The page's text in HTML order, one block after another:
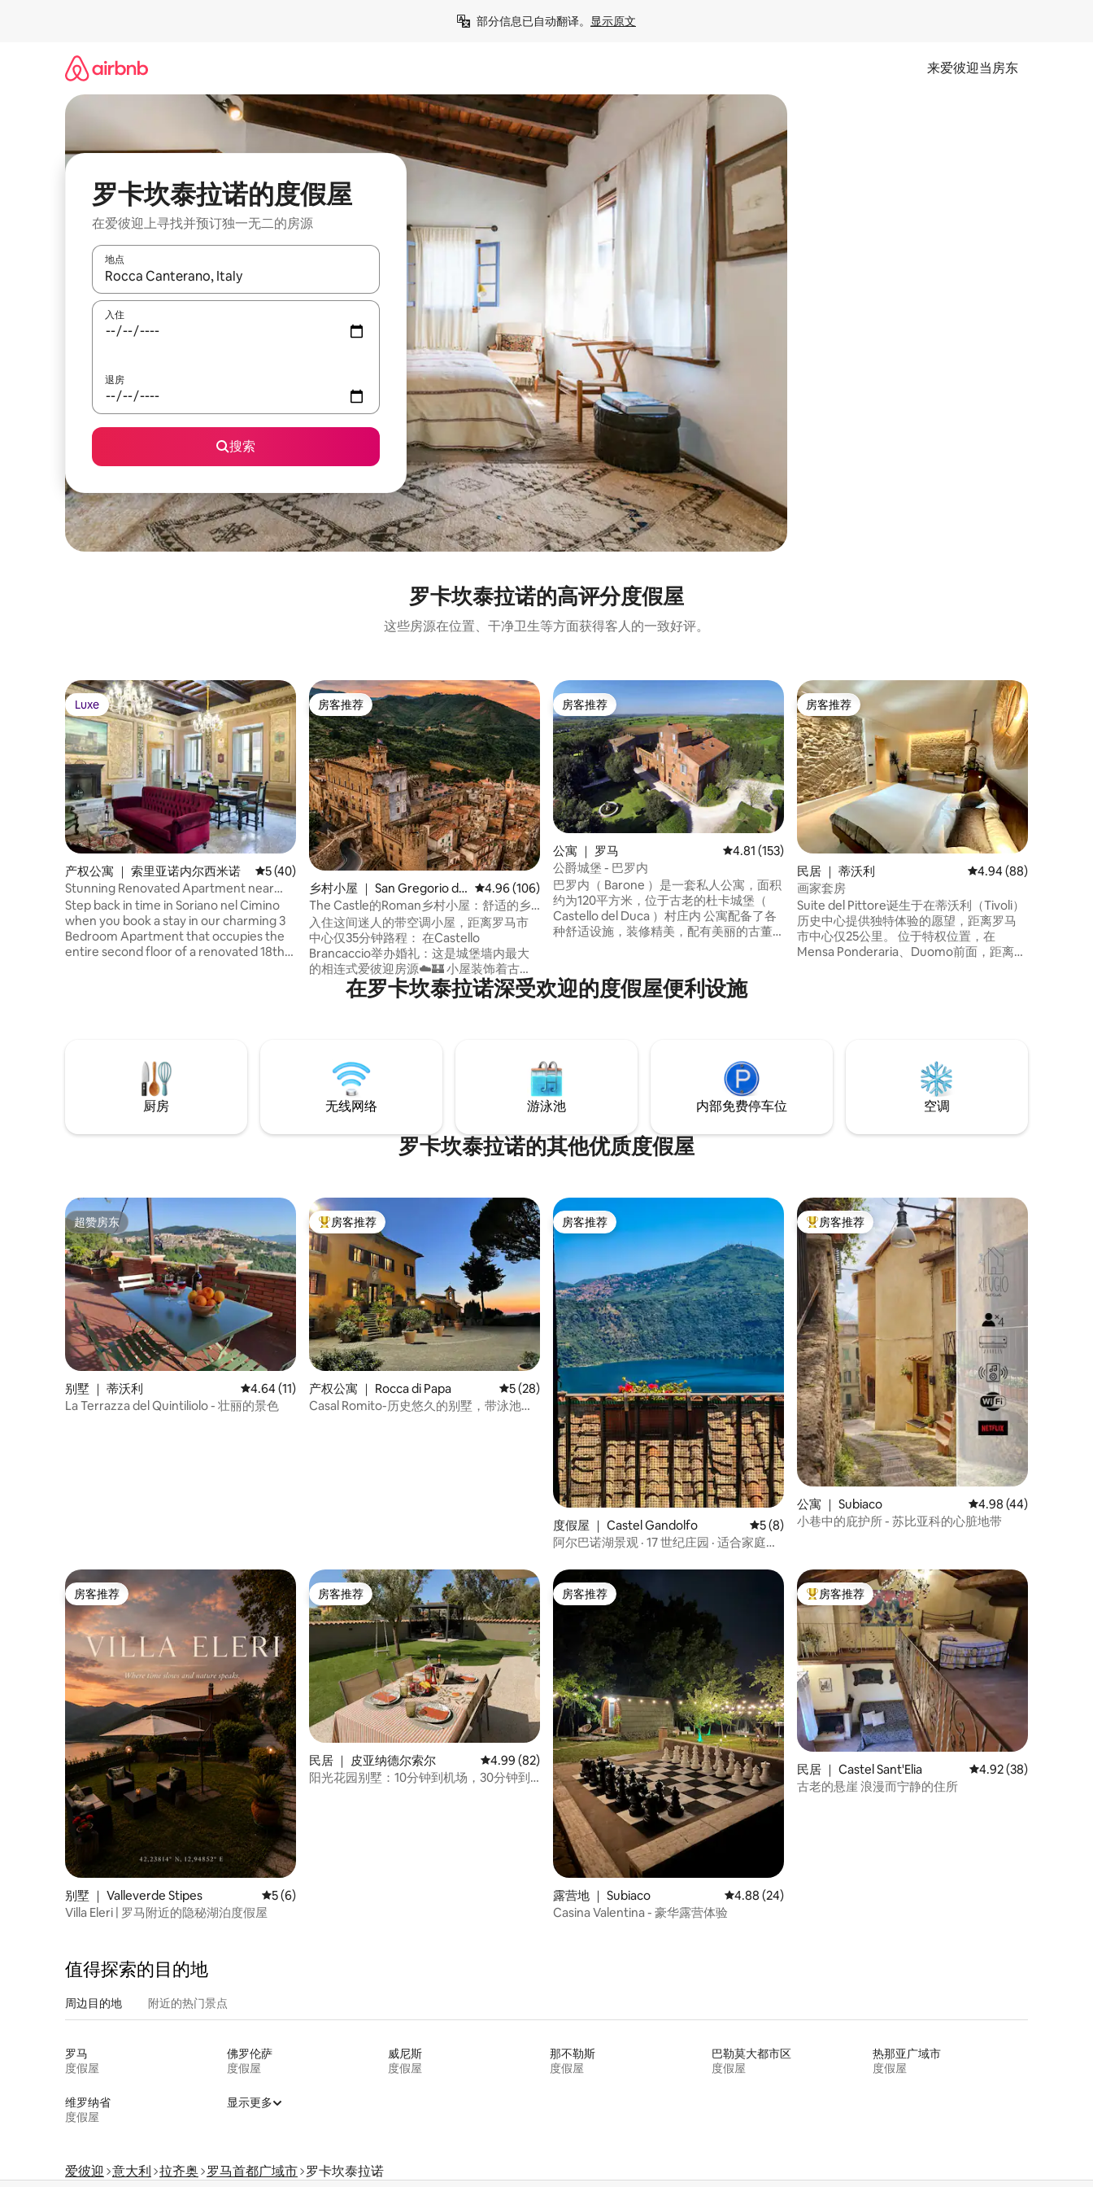
部分信息已自动翻译。 显示原文
来爱彼迎当房东
罗卡坎泰拉诺的度假屋
在爱彼迎上寻找并预订独一无二的房源
地点
如有搜索结果，请使用上下方向键查看，或通过点击或滑动手势浏览。
入住
退房
搜索
罗卡坎泰拉诺的高评分度假屋
这些房源在位置、干净卫生等方面获得客人的一致好评。
Luxe
Luxe
产权公寓 ｜ 索里亚诺内尔西米诺 平均评分 5 分（满分 5 分），共 40 条评价
5 (40)
Stunning Renovated Apartment near
Castello Orsini
Step back in time in Soriano nel Cimino
when you book a stay in our charming 3
Bedroom Apartment that occupies the
entire second floor of a renovated 18th
房客推荐
房客推荐
乡村小屋 ｜ San Gregorio da
Sassola
平均评分 4.96 分（满分 5 分），共 106 条评价
4.96 (106)
The Castle的Roman乡村小屋：舒适的乡
村度假屋
入住这间迷人的带空调小屋，距离罗马市
中心仅35分钟路程： 在Castello
Brancaccio举办婚礼：这是城堡墙内最大
的相连式爱彼迎房源☁️🏰 小屋装饰着古
董，将永恒的优雅与舒适的床、智能电
视、Nespresso等舒适设施融为一体🤓 无
方面的推荐！
房客推荐
房客推荐
公寓 ｜ 罗马 平均评分 4.81 分（满分 5 分），共 153 条评价
4.81 (153)
公爵城堡 - 巴罗内
巴罗内（ Barone ）是一套私人公寓，面积
约为120平方米，位于古老的杜卡城堡（
Castello del Duca ）村庄内 公寓配备了各
种舒适设施，装修精美，配有美丽的古董
线网络、43英寸智能电视、电磁炉、电烤
箱、洗衣机、洗碗机、碗碟和餐具、两间
房客推荐
房客推荐
民居 ｜ 蒂沃利 平均评分 4.94 分（满
4.94 (88)
画家套房
Suite del Pittore诞生于在蒂沃利（Tivoli）
历史中心提供独特体验的愿望，距离罗马
市中心仅25公里。 位于特权位置，在
Mensa Ponderaria、Duomo前面，距离
在罗卡坎泰拉诺深受欢迎的度假屋便利设施
厨房 无线网络 游泳池 内部免费停车位 空调
罗卡坎泰拉诺的其他优质度假屋
超赞房东
超赞房东
别墅 ｜ 蒂沃利 平均评分 4.64 分（满分 5 分），共 11 条评价
4.64 (11)
La Terrazza del Quintiliolo - 壮丽的景色
热门「房客推荐」
房客推荐
产权公寓 ｜ Rocca di Papa 平均评分 5 分（满分 5 分），共 28 条评价
5 (28)
Casal Romito-历史悠久的别墅，带泳池和
房客推荐
房客推荐
度假屋 ｜ Castel Gandolfo 平均评分 5 分（满分 5 分），共 8 条评价
5 (8)
阿尔巴诺湖景观 · 17 世纪庄园 · 适合家庭入
热门「房客推荐」
房客推荐
公寓 ｜ Subiaco 平均评分 4.98 分（满
4.98 (44)
小巷中的庇护所 - 苏比亚科的心脏地带
房客推荐
房客推荐
别墅 ｜ Valleverde Stipes 平均评分 5 分（满分 5 分），共 6 条评价
5 (6)
Villa Eleri | 罗马附近的隐秘湖泊度假屋
房客推荐
房客推荐
民居 ｜ 皮亚纳德尔索尔 平均评分 4.99 分（满分 5 分），共 82 条评价
4.99 (82)
阳光花园别墅：10分钟到机场，30分钟到
房客推荐
房客推荐
露营地 ｜ Subiaco 平均评分 4.88 分（满分 5 分），共 24 条评价
4.88 (24)
Casina Valentina - 豪华露营体验
热门「房客推荐」
房客推荐
民居 ｜ Castel Sant'Elia 平均评分 4.92 分（满
4.92 (38)
古老的悬崖 浪漫而宁静的住所
值得探索的目的地
周边目的地 附近的热门景点
罗马
度假屋
佛罗伦萨
度假屋
威尼斯
度假屋
那不勒斯
度假屋
巴勒莫大都市区
度假屋
热那亚广域市
度假屋
维罗纳省
度假屋
显示更多
爱彼迎 意大利 拉齐奥 罗马首都广域市 罗卡坎泰拉诺